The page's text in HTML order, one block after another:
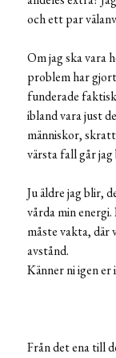
och ett par
Om jag ska vara
problem har
funderade
ibland vara just
människor,
värsta fall går
Ju äldre jag blir,
vårda min
måste vakta, där
avstånd.
Känner ni igen er
Från det ena till